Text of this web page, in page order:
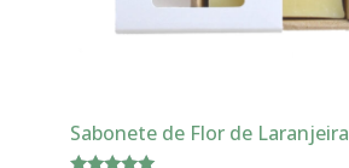
Sabonete de Flor de Laranjeira